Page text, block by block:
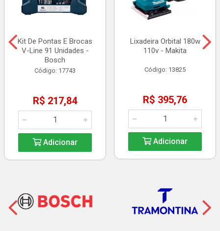
Kit De Pontas E Brocas
V-Line 91 Unidades -
Bosch
Código: 17743
R$ 217,84
Adicionar
Lixadeira Orbital 180w
110v - Makita
Código: 13825
R$ 395,76
Adicionar